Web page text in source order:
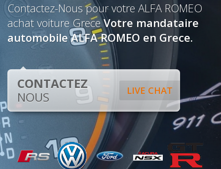
Contactez-Nous pour votre ALFA ROMEO
achat voiture GreceVotre mandataire
automobile ALFA ROMEO en Grece.
LIVE CHAT
CONTACTEZ
NOUS